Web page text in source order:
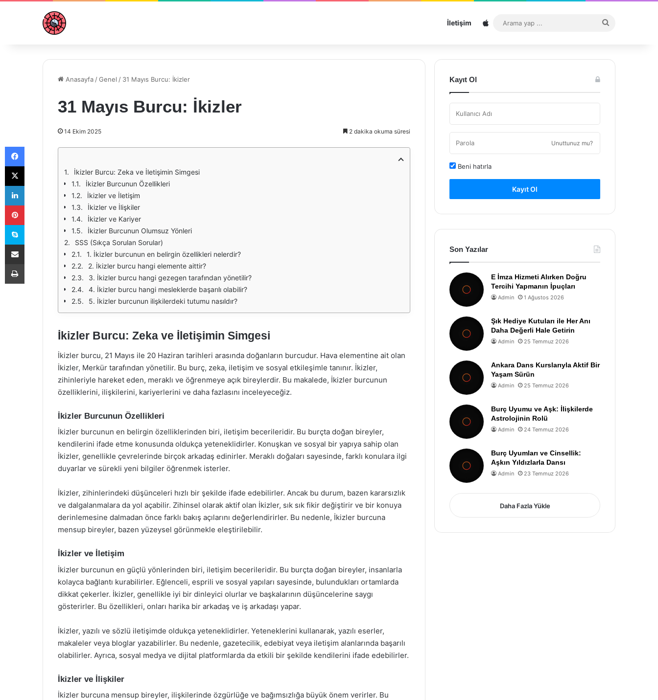
İletişim Sitemap
...
Anasayfa /Genel / 31 Mayıs Burcu: İkizler
31 Mayıs Burcu: İkizler
14 Ekim 2025 2 dakika okuma süresi
İkizler Burcu: Zeka ve İletişimin Simgesi
İkizler Burcunun Özellikleri
İkizler ve İletişim
İkizler ve İlişkiler
İkizler ve Kariyer
İkizler Burcunun Olumsuz Yönleri
SSS (Sıkça Sorulan Sorular)
1. İkizler burcunun en belirgin özellikleri nelerdir?
2. İkizler burcu hangi elemente aittir?
3. İkizler burcu hangi gezegen tarafından yönetilir?
4. İkizler burcu hangi mesleklerde başarılı olabilir?
5. İkizler burcunun ilişkilerdeki tutumu nasıldır?
İkizler Burcu: Zeka ve İletişimin Simgesi
İkizler burcu, 21 Mayıs ile 20 Haziran tarihleri arasında doğanların burcudur. Hava elementine ait olan
İkizler, Merkür tarafından yönetilir. Bu burç, zeka, iletişim ve sosyal etkileşimle tanınır. İkizler,
zihinleriyle hareket eden, meraklı ve öğrenmeye açık bireylerdir. Bu makalede, İkizler burcunun
özelliklerini, ilişkilerini, kariyerlerini ve daha fazlasını inceleyeceğiz.
İkizler Burcunun Özellikleri
İkizler burcunun en belirgin özelliklerinden biri, iletişim becerileridir. Bu burçta doğan bireyler,
kendilerini ifade etme konusunda oldukça yeteneklidirler. Konuşkan ve sosyal bir yapıya sahip olan
İkizler, genellikle çevrelerinde birçok arkadaş edinirler. Meraklı doğaları sayesinde, farklı konulara ilgi
duyarlar ve sürekli yeni bilgiler öğrenmek isterler.
İkizler, zihinlerindeki düşünceleri hızlı bir şekilde ifade edebilirler. Ancak bu durum, bazen kararsızlık
ve dalgalanmalara da yol açabilir. Zihinsel olarak aktif olan İkizler, sık sık fikir değiştirir ve bir konuya
derinlemesine dalmadan önce farklı bakış açılarını değerlendirirler. Bu nedenle, İkizler burcuna
mensup bireyler, bazen yüzeysel görünmekle eleştirilebilir.
İkizler ve İletişim
İkizler burcunun en güçlü yönlerinden biri, iletişim becerileridir. Bu burçta doğan bireyler, insanlarla
kolayca bağlantı kurabilirler. Eğlenceli, esprili ve sosyal yapıları sayesinde, bulundukları ortamlarda
dikkat çekerler. İkizler, genellikle iyi bir dinleyici olurlar ve başkalarının düşüncelerine saygı
gösterirler. Bu özellikleri, onları harika bir arkadaş ve iş arkadaşı yapar.
İkizler, yazılı ve sözlü iletişimde oldukça yeteneklidirler. Yeteneklerini kullanarak, yazılı eserler,
makaleler veya bloglar yazabilirler. Bu nedenle, gazetecilik, edebiyat veya iletişim alanlarında başarılı
olabilirler. Ayrıca, sosyal medya ve dijital platformlarda da etkili bir şekilde kendilerini ifade edebilirler.
İkizler ve İlişkiler
İkizler burcuna mensup bireyler, ilişkilerinde özgürlüğe ve bağımsızlığa büyük önem verirler. Bu
Kayıt Ol
Unuttunuz mu?
Beni hatırla
Kayıt Ol
Son Yazılar
E İmza Hizmeti Alırken Doğru
Tercihi Yapmanın İpuçları
Admin 1 Ağustos 2026
Şık Hediye Kutuları ile Her Anı
Daha Değerli Hale Getirin
Admin 25 Temmuz 2026
Ankara Dans Kurslarıyla Aktif Bir
Yaşam Sürün
Admin 25 Temmuz 2026
Burç Uyumu ve Aşk: İlişkilerde
Astrolojinin Rolü
Admin 24 Temmuz 2026
Burç Uyumları ve Cinsellik:
Aşkın Yıldızlarla Dansı
Admin 23 Temmuz 2026
Daha Fazla Yükle
Facebook
X
LinkedIn
Pinterest
Skype
E-Posta ile paylaş